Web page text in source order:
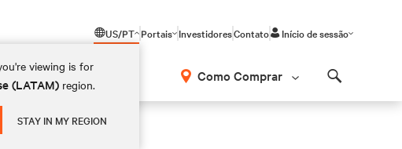
US/PT
viewing is for
(LATAM) region.
STAY IN MY REGION
Portais InvestidoresContato Início de sessão
Como Comprar